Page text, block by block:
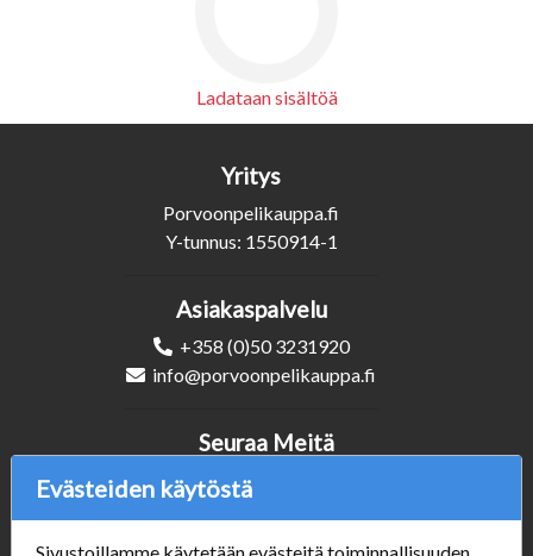
Marsh Boa
0,50 €
Lisää ostoskoriin
Moonlit Wake
Lisää ostoskoriin
Evästeiden käytöstä